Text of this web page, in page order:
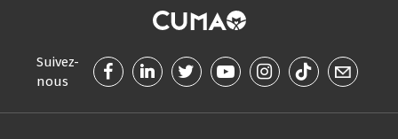
Suivez-
nous